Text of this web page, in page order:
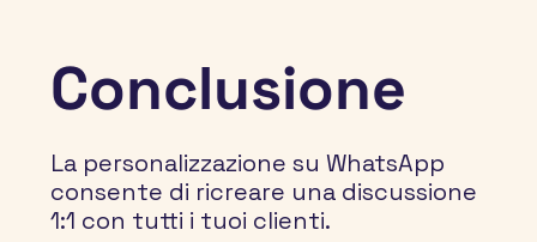
Conclusione
La personalizzazione su WhatsApp
consente di ricreare una discussione
1:1 con tutti i tuoi clienti.